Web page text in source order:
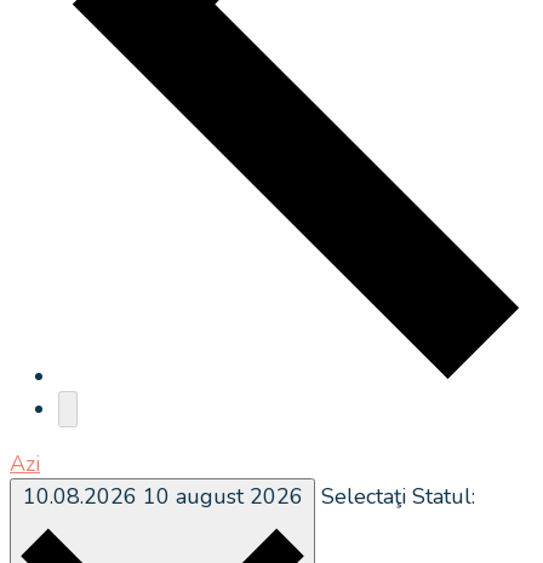
Azi
10.08.2026 10 august 2026 Selectaţi Statul: